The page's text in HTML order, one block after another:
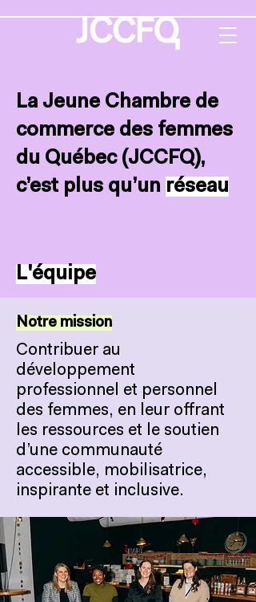
La Jeune Chambre de
commerce des femmes
du Québec (JCCFQ),
c’est plus qu’un réseau
L'équipe
Notre mission
Contribuer au
développement
professionnel et personnel
des femmes, en leur offrant
les ressources et le soutien
d’une communauté
accessible, mobilisatrice,
inspirante et inclusive.